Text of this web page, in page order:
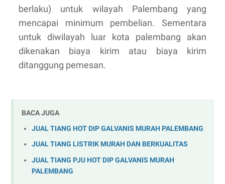
berlaku) untuk wilayah Palembang yang
mencapai minimum pembelian. Sementara
untuk diwilayah luar kota palembang akan
dikenakan biaya kirim atau biaya kirim
ditanggung pemesan.
BACA JUGA
JUAL TIANG HOT DIP GALVANIS MURAH PALEMBANG
JUAL TIANG LISTRIK MURAH DAN BERKUALITAS
JUAL TIANG PJU HOT DIP GALVANIS MURAH
PALEMBANG